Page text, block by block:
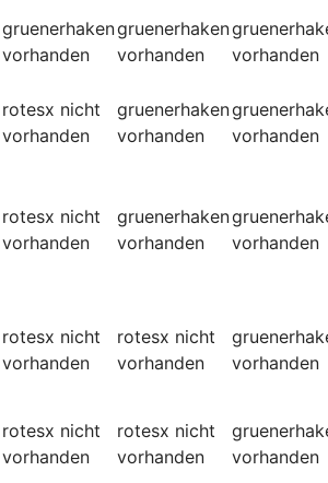
gruenerhaken
vorhanden
gruenerhaken
vorhanden
vorhanden
rotesx nicht
vorhanden
gruenerhaken
vorhanden
vorhanden
rotesx nicht
vorhanden
gruenerhaken
vorhanden
vorhanden
rotesx nicht
vorhanden
rotesx nicht
vorhanden
vorhanden
rotesx nicht
vorhanden
rotesx nicht
vorhanden
vorhanden